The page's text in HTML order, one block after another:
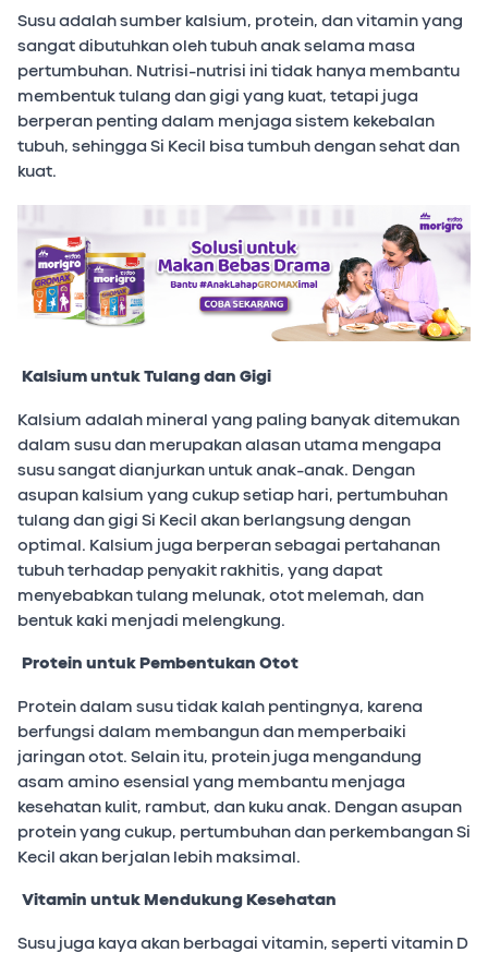
Susu adalah sumber kalsium, protein, dan vitamin yang
sangat dibutuhkan oleh tubuh anak selama masa
pertumbuhan. Nutrisi-nutrisi ini tidak hanya membantu
membentuk tulang dan gigi yang kuat, tetapi juga
berperan penting dalam menjaga sistem kekebalan
tubuh, sehingga Si Kecil bisa tumbuh dengan sehat dan
kuat.
Kalsium untuk Tulang dan Gigi
Kalsium adalah mineral yang paling banyak ditemukan
dalam susu dan merupakan alasan utama mengapa
susu sangat dianjurkan untuk anak-anak. Dengan
asupan kalsium yang cukup setiap hari, pertumbuhan
tulang dan gigi Si Kecil akan berlangsung dengan
optimal. Kalsium juga berperan sebagai pertahanan
tubuh terhadap penyakit rakhitis, yang dapat
menyebabkan tulang melunak, otot melemah, dan
bentuk kaki menjadi melengkung.
Protein untuk Pembentukan Otot
Protein dalam susu tidak kalah pentingnya, karena
berfungsi dalam membangun dan memperbaiki
jaringan otot. Selain itu, protein juga mengandung
asam amino esensial yang membantu menjaga
kesehatan kulit, rambut, dan kuku anak. Dengan asupan
protein yang cukup, pertumbuhan dan perkembangan Si
Kecil akan berjalan lebih maksimal.
Vitamin untuk Mendukung Kesehatan
Susu juga kaya akan berbagai vitamin, seperti vitamin D